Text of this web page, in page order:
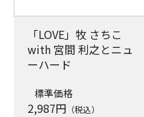
「LOVE」牧 さちこ
with 宮間 利之とニュ
ーハード
標準価格
2,987円 （税込）